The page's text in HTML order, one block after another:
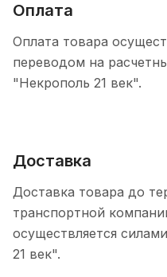
Оплата
Оплата товара
переводом на
"Некрополь 21 век".
Доставка
Доставка товара до
транспортной
осуществляется
21 век".